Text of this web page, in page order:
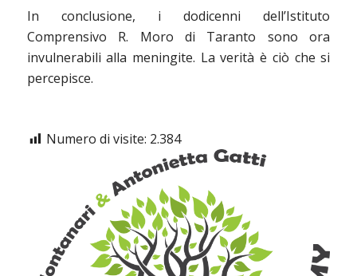
In conclusione, i dodicenni dell’Istituto
Comprensivo R. Moro di Taranto sono ora
invulnerabili alla meningite. La verità è ciò che si
percepisce.
Numero di visite: 2.384